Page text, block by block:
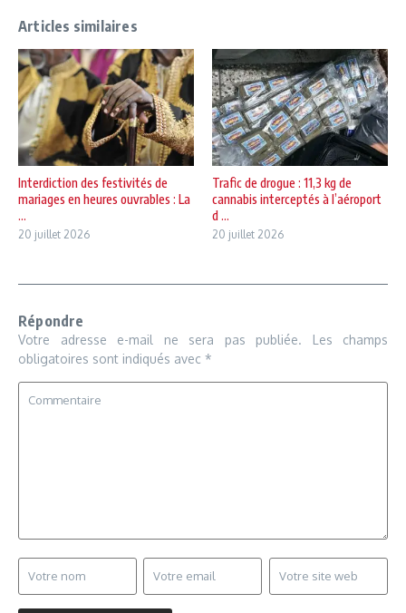
Articles similaires
Interdiction des festivités de
mariages en heures ouvrables : La
...
20 juillet 2026
Trafic de drogue : 11,3 kg de
cannabis interceptés à l’aéroport
d ...
20 juillet 2026
Répondre
Votre adresse e-mail ne sera pas publiée.
Les champs
obligatoires sont indiqués avec *